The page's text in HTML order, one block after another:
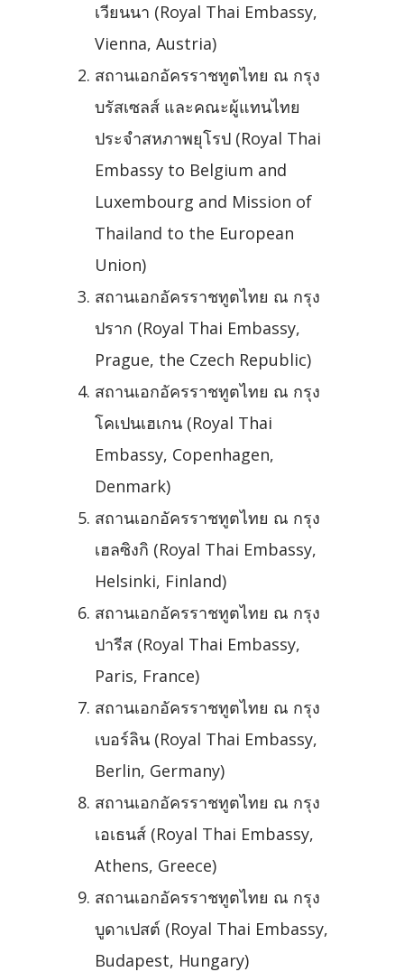
เวียนนา (Royal Thai Embassy,
Vienna, Austria)
สถานเอกอัครราชทูตไทย ณ กรุง
บรัสเซลส์ และคณะผู้แทนไทย
ประจำสหภาพยุโรป (Royal Thai
Embassy to Belgium and
Luxembourg and Mission of
Thailand to the European
Union)
สถานเอกอัครราชทูตไทย ณ กรุง
ปราก (Royal Thai Embassy,
Prague, the Czech Republic)
สถานเอกอัครราชทูตไทย ณ กรุง
โคเปนเฮเกน (Royal Thai
Embassy, Copenhagen,
Denmark)
สถานเอกอัครราชทูตไทย ณ กรุง
เฮลซิงกิ (Royal Thai Embassy,
Helsinki, Finland)
สถานเอกอัครราชทูตไทย ณ กรุง
ปารีส (Royal Thai Embassy,
Paris, France)
สถานเอกอัครราชทูตไทย ณ กรุง
เบอร์ลิน (Royal Thai Embassy,
Berlin, Germany)
สถานเอกอัครราชทูตไทย ณ กรุง
เอเธนส์ (Royal Thai Embassy,
Athens, Greece)
สถานเอกอัครราชทูตไทย ณ กรุง
บูดาเปสต์ (Royal Thai Embassy,
Budapest, Hungary)